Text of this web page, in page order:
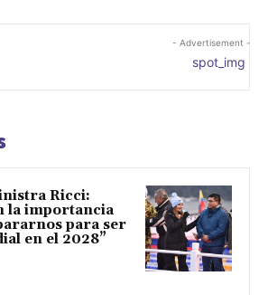
- Advertisement -
Ricci:
la importancia
para ser
en el 2028”